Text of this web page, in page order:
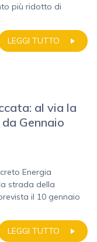
più ridotto di
LEGGI TUTTO
al via la
Gennaio
Energia
strada della
il 10 gennaio
LEGGI TUTTO